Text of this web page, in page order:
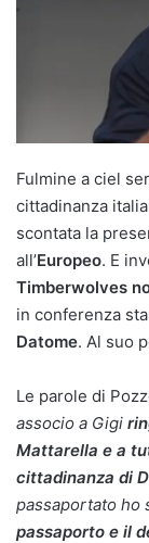
Fulmine a ciel
cittadinanza
scontata la
all’Europeo. E
Timberwolves
in conferenza
Datome. Al suo
Le parole di
associo a Gigi
Mattarella e a
cittadinanza di
passaportato ho
passaporto e il